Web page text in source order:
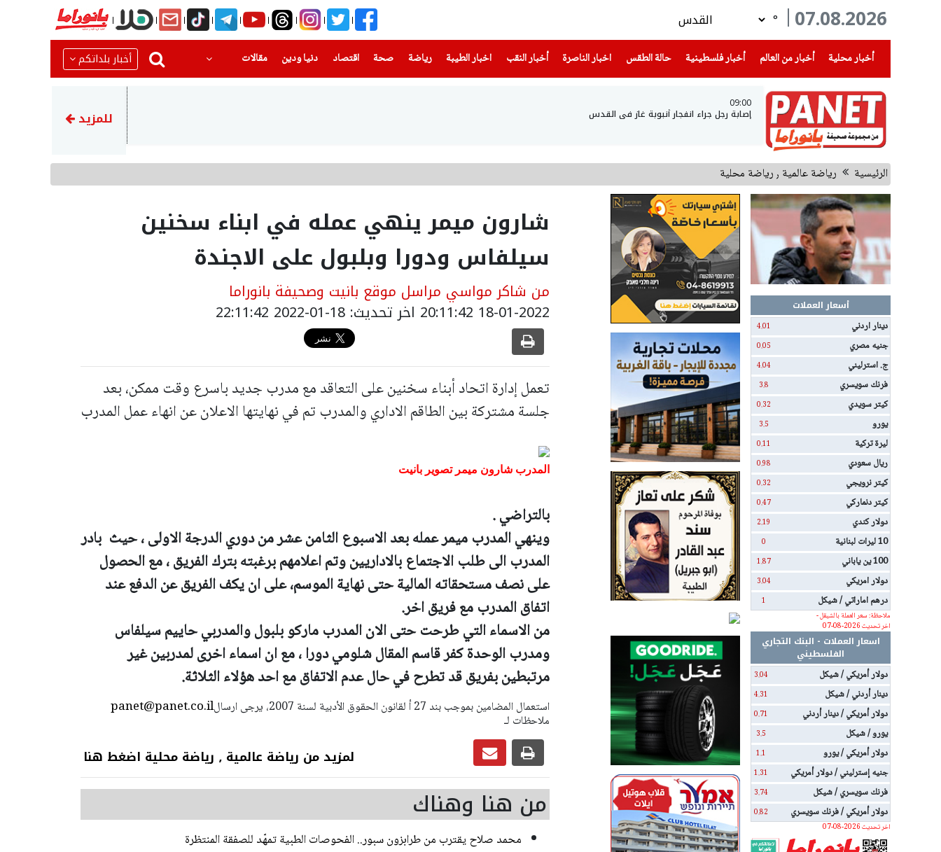
07.08.2026
°
أخبار محلية
(current) أخبار من العالم أخبار فلسطينية(current) حالة الطقس اخبار الناصرة
(current) أخبار النقب اخبار الطيبة(current) رياضة
(current) صحة(current) اقتصاد دنيا ودين
(current) مقالات أخبار بلداتكم
09:00
إصابة رجل جراء انفجار أنبوبة غاز في القدس تنظيم ورشة حول التطوع
للمزيد
الرئيسية رياضة عالمية ٫ رياضة محلية
أسعار العملات
دينار اردني
4.01
جنيه مصري 0.05
ج. استرليني 4.04
فرنك سويسري 3.8
كيتر سويدي 0.32
يورو 3.5
ليرة تركية 0.11
ريال سعودي 0.98
كيتر نرويجي 0.32
كيتر دنماركي 0.47
دولار كندي 2.19
10 ليرات لبنانية 0
100 ين ياباني 1.87
دولار امريكي 3.04
درهم اماراتي / شيكل
1
ملاحظة: سعر العملة بالشيقل -
اخر تحديث 2026-08-07
اسعار العملات - البنك التجاري
الفلسطيني
دولار أمريكي / شيكل
3.04
دينار أردني / شيكل 4.31
دولار أمريكي / دينار أردني 0.71
يورو / شيكل 3.5
دولار أمريكي / يورو 1.1
جنيه إسترليني / دولار أمريكي 1.31
فرنك سويسري / شيكل 3.74
دولار أمريكي / فرنك سويسري
0.82
اخر تحديث 2026-08-07
شارون ميمر ينهي عمله في ابناء سخنين
سيلفاس ودورا وبلبول على الاجندة
من شاكر مواسي مراسل موقع بانيت وصحيفة بانوراما
18-01-2022 20:11:42 اخر تحديث: 18-01-2022 22:11:42
تعمل إدارة اتحاد أبناء سخنين على التعاقد مع مدرب جديد باسرع وقت ممكن، بعد
جلسة مشتركة بين الطاقم الاداري والمدرب تم في نهايتها الاعلان عن انهاء عمل المدرب
المدرب شارون ميمر تصوير بانيت
بالتراضي .
وينهي المدرب ميمر عمله بعد الاسبوع الثامن عشر من دوري الدرجة الاولى ، حيث بادر
المدرب الى طلب الاجتماع بالاداريين وتم اعلامهم برغبته بترك الفريق ، مع الحصول
على نصف مستحقاته المالية حتى نهاية الموسم، على ان يكف الفريق عن الدفع عند
اتفاق المدرب مع فريق اخر.
من الاسماء التي طرحت حتى الان المدرب ماركو بلبول والمدربي حاييم سيلفاس
ومدرب الوحدة كفر قاسم المقال شلومي دورا ، مع ان اسماء اخرى لمدربين غير
مرتبطين بفريق قد تطرح في حال عدم الاتفاق مع احد هؤلاء الثلاثة.
panet@panet.co.ilاستعمال المضامين بموجب بند 27 أ لقانون الحقوق الأدبية لسنة 2007، يرجى ارسال
ملاحظات لـ
لمزيد من رياضة عالمية ٫ رياضة محلية اضغط هنا
من هنا وهناك
محمد صلاح يقترب من طرابزون سبور.. الفحوصات الطبية تمهّد للصفقة المنتظرة